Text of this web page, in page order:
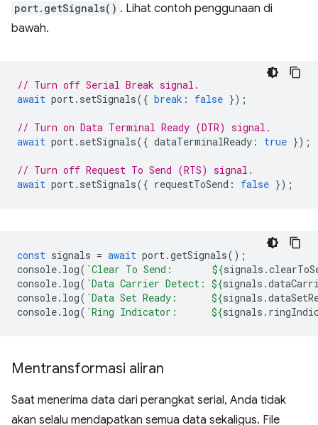
port.getSignals() . Lihat contoh penggunaan di
bawah.
// Turn off Serial Break signal.
await port. setSignals({ break : false });
// Turn on Data Terminal Ready (DTR) signal.
await port. setSignals({ dataTerminalReady : true });
// Turn off Request To Send (RTS) signal.
await port. setSignals({ requestToSend : false });
const signals = await port.getSignals();
console. log( `Clear To Send: ${signals .
console. log( `Data Carrier Detect: ${signals .
console. log( `Data Set Ready: ${signals .
console. log( `Ring Indicator: ${signals .
Mentransformasi aliran
Saat menerima data dari perangkat serial, Anda tidak
akan selalu mendapatkan semua data sekaligus. File